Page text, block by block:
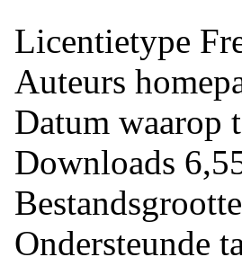
Licentietype
Auteurs
Datum waarop
Downloads
Bestandsgrootte
Ondersteunde